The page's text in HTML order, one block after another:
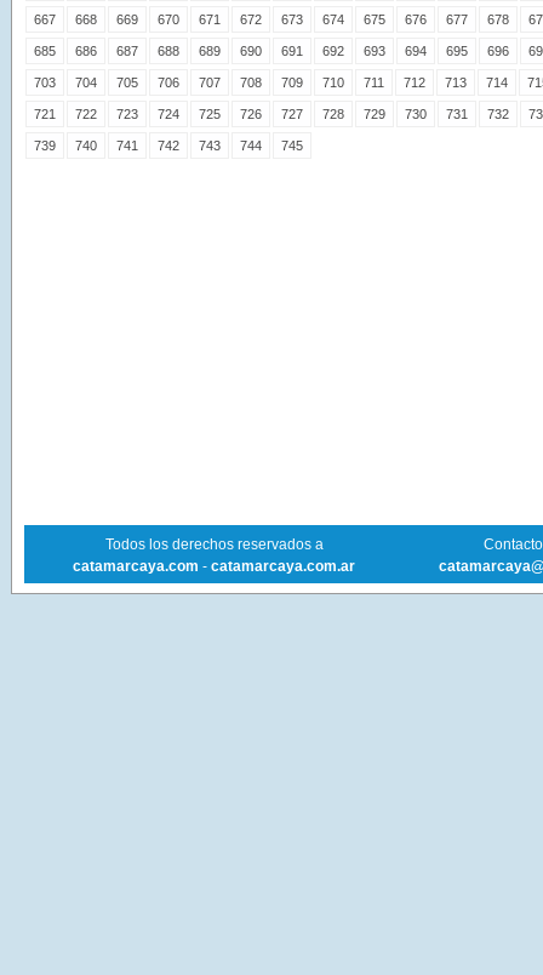
667 668 669 670 671 672 673 674 675 676 677 678
685 686 687 688 689 690 691 692 693 694 695 696
703 704 705 706 707 708 709 710 711 712 713 714
721 722 723 724 725 726 727 728 729 730 731 732
739 740 741 742 743 744 745
Todos los derechos reservados a
catamarcaya.com - catamarcaya.com.ar